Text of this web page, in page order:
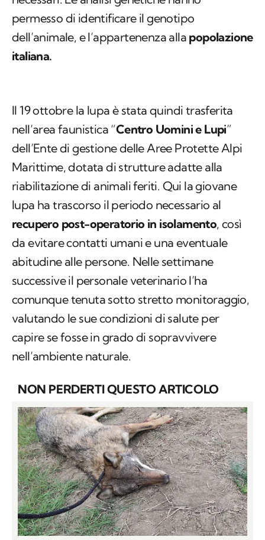
permesso di identificare il genotipo
dell’animale, e l’appartenenza alla popolazione
italiana.
Il 19 ottobre la lupa è stata quindi trasferita
nell’area faunistica “Centro Uomini e Lupi”
dell’Ente di gestione delle Aree Protette Alpi
Marittime, dotata di strutture adatte alla
riabilitazione di animali feriti. Qui la giovane
lupa ha trascorso il periodo necessario al
recupero post-operatorio in isolamento, così
da evitare contatti umani e una eventuale
abitudine alle persone. Nelle settimane
successive il personale veterinario l’ha
comunque tenuta sotto stretto monitoraggio,
valutando le sue condizioni di salute per
capire se fosse in grado di sopravvivere
nell’ambiente naturale.
NON PERDERTI QUESTO ARTICOLO